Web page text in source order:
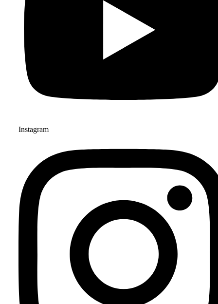
Instagram